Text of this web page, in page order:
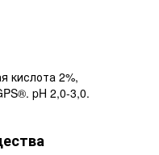
кислота 2%,
pH 2,0-3,0.